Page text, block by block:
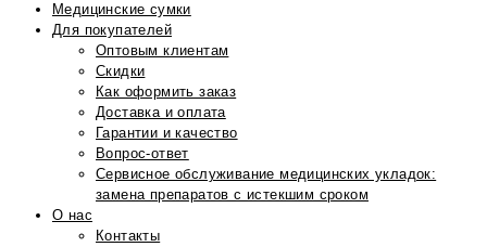
Медицинские сумки
Для покупателей
Оптовым клиентам
Скидки
Как оформить заказ
Доставка и оплата
Гарантии и качество
Вопрос-ответ
Сервисное обслуживание медицинских укладок:
замена препаратов с истекшим сроком
О нас
Контакты